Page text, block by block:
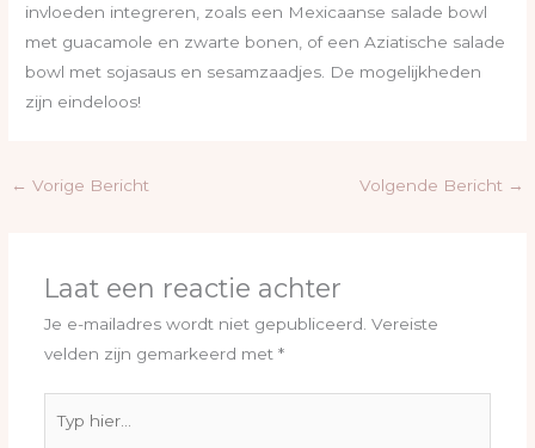
invloeden integreren, zoals een Mexicaanse salade bowl
met guacamole en zwarte bonen, of een Aziatische salade
bowl met sojasaus en sesamzaadjes. De mogelijkheden
zijn eindeloos!
← Vorige Bericht Volgende Bericht →
Laat een reactie achter
Je e-mailadres wordt niet gepubliceerd. Vereiste
velden zijn gemarkeerd met *
hier...